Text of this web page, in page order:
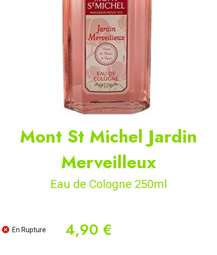
Mont St Michel Jardin
Merveilleux
Eau de Cologne 250ml
En Rupture 4,90 €